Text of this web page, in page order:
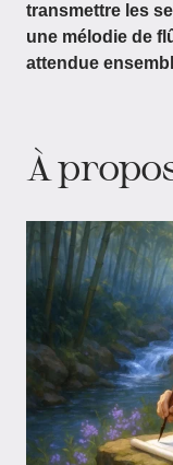
transmettre les
une mélodie de
attendue
À